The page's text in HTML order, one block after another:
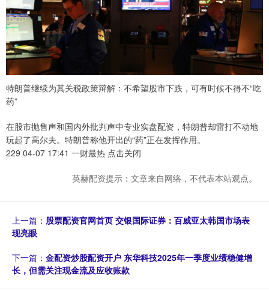
特朗普继续为其关税政策辩解：不希望股市下跌，可有时候不得不“吃
药”
在股市抛售声和国内外批判声中专业实盘配资，特朗普却雷打不动地
玩起了高尔夫。特朗普称他开出的“药”正在发挥作用。
229 04-07 17:41 一财最热 点击关闭
英赫配资提示：文章来自网络，不代表本站观点。
上一篇： 股票配资官网首页 交银国际证券：百威亚太韩国市场表
现亮眼
下一篇： 金配资炒股配资开户 东华科技2025年一季度业绩稳健增
长，但需关注现金流及应收账款